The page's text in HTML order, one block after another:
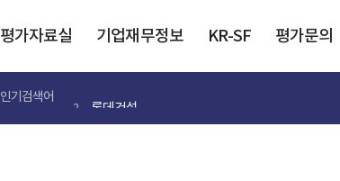
평가자료실 기업재무정보 KR-SF 평가문의
인기검색어 롯데건설